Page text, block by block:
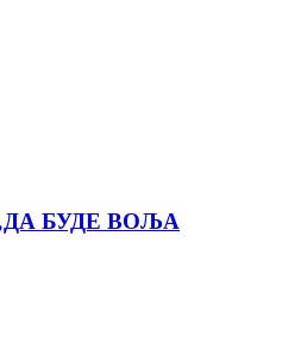
„ДА БУДЕ ВОЉА